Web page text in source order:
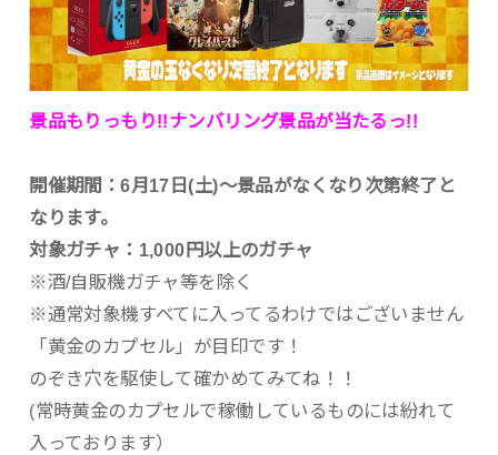
景品もりっもり!!ナンバリング景品が当たるっ!!
開催期間：6月17日(土)～景品がなくなり次第終了と
なります。
対象ガチャ：1,000円以上のガチャ
※酒/自販機ガチャ等を除く
※通常対象機すべてに入ってるわけではございません
「黄金のカプセル」が目印です！
のぞき穴を駆使して確かめてみてね！！
(常時黄金のカプセルで稼働しているものには紛れて
入っております）